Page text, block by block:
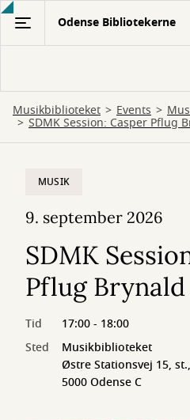
Gå
hovedindhold
Odense Bibliotekerne
Musikbiblioteket Events
SDMK Session: Casper Pflug
MUSIK
9. september 2026
SDMK
Pflug Brynald
Tid
17:00 - 18:00
Sted
Musikbiblioteket
Østre Stationsvej 15, st.,
5000 Odense C